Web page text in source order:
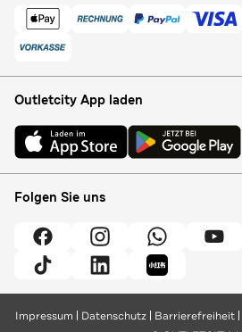
Outletcity App laden
Folgen Sie uns
Impressum Datenschutz Barrierefreiheit